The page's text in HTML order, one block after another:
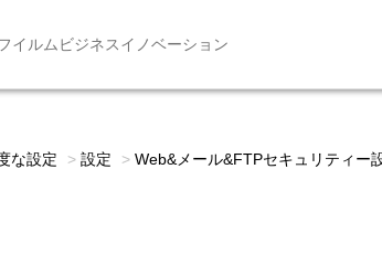
イルムビジネスイノベーション
な設定 > 設定 > Web&メール&FTPセキュリティー